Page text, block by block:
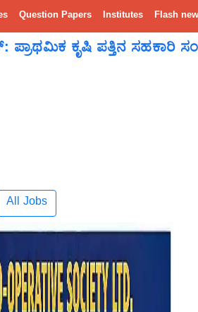
Question Papers Institutes Flash
ಕೃಷಿ ಪತ್ತಿನ ಸಹಕಾರಿ
All Jobs